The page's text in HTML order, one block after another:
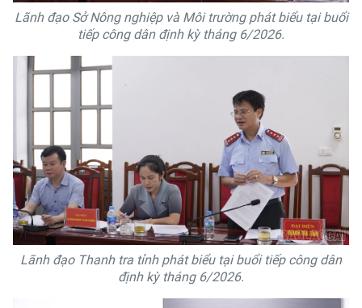
Lãnh đạo Sở Nông nghiệp và Môi trường phát biểu tại buổi
tiếp công dân định kỳ tháng 6/2026.
Lãnh đạo Thanh tra tỉnh phát biểu tại buổi tiếp công dân
định kỳ tháng 6/2026.